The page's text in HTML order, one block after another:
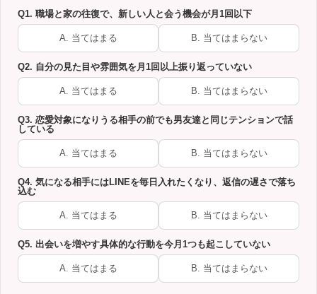
Q1. 職場と家の往復で、新しい人と会う機会が月1回以下
A. 当てはまる B. 当てはまらない
Q2. 自分の見た目や雰囲気を月1回以上振り返っていない
A. 当てはまる B. 当てはまらない
Q3. 恋愛対象になりうる相手の前でも男友達と同じテンションで話
している
A. 当てはまる B. 当てはまらない
Q4. 気になる相手にはLINEを毎日入れたくなり、返信の遅さで落ち
込む
A. 当てはまる B. 当てはまらない
Q5. 出会いを増やす具体的な行動を今月1つも起こしていない
A. 当てはまる B. 当てはまらない